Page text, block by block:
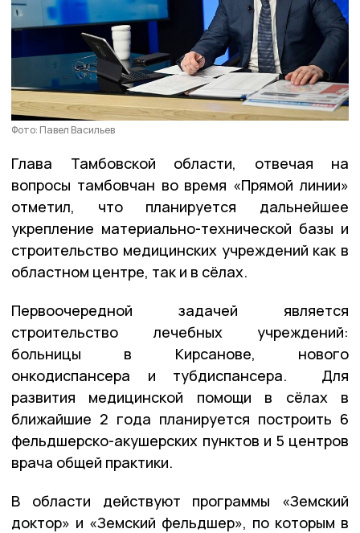
Фото: Павел Васильев
Глава Тамбовской области, отвечая на
вопросы тамбовчан во время «Прямой линии»
отметил, что планируется дальнейшее
укрепление материально-технической базы и
строительство медицинских учреждений как в
областном центре, так и в сёлах.
Первоочередной задачей является
строительство лечебных учреждений:
больницы в Кирсанове, нового
онкодиспансера и тубдиспансера. Для
развития медицинской помощи в сёлах в
ближайшие 2 года планируется построить 6
фельдшерско-акушерских пунктов и 5 центров
врача общей практики.
В области действуют программы «Земский
доктор» и «Земский фельдшер», по которым в